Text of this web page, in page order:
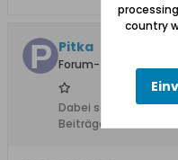
Pitka
Forum-Teilnehmer
Dabei seit:
03.01.2011
Beiträge:
country